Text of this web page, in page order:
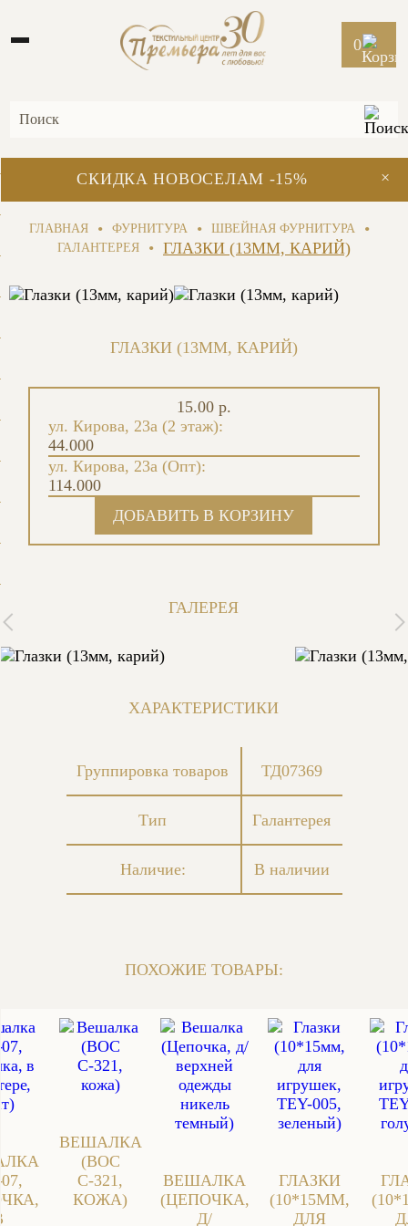
0
×
СКИДКА НОВОСЕЛАМ -15%
ГЛАВНАЯ • ФУРНИТУРА • ШВЕЙНАЯ ФУРНИТУРА •
ГАЛАНТЕРЕЯ • ГЛАЗКИ (13ММ, КАРИЙ)
ГЛАЗКИ (13ММ, КАРИЙ)
ул. Кирова, 23а (Опт):
114.000
ул. Кирова, 23а (2 этаж):
44.000
15.00 р.
ГАЛЕРЕЯ
ХАРАКТЕРИСТИКИ
Группировка товаров ТД07369
Тип Галантерея
Наличие: В наличии
ПОХОЖИЕ ТОВАРЫ:
ВЕШАЛКА
(ВОС
С-321,
КОЖА)
ВЕШАЛКА
(ЦЕПОЧКА,
Д/
ГЛАЗКИ
(10*15ММ,
ДЛЯ